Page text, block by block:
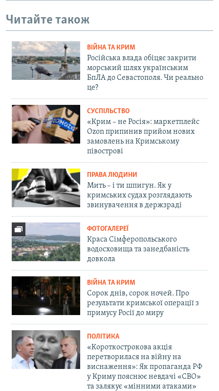
Читайте також
ВІЙНА ТА КРИМ
Російська влада обіцяє закрити
морський шлях українським
БпЛА до Севастополя. Чи реально
це?
СУСПІЛЬСТВО
«Крим – не Росія»: маркетплейс
Ozon припинив прийом нових
замовлень на Кримському
півострові
ПРАВА ЛЮДИНИ
Мить – і ти шпигун. Як у
кримських судах розглядають
звинувачення в держзраді
ФОТОГАЛЕРЕЇ
Краса Сімферопольського
водосховища та занедбаність
довкола
ВІЙНА ТА КРИМ
Сорок днів, сорок ночей. Про
результати кримської операції з
примусу Росії до миру
ПОЛІТИКА
«Короткострокова акція
перетворилася на війну на
виснаження»: Як пропаганда РФ
у Криму пояснює невдачі «СВО»
та залякує «мінними атаками»